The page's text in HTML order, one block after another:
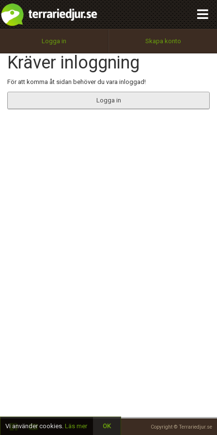
Logga in Skapa konto
Kräver inloggning
För att komma åt sidan behöver du vara inloggad!
Logga in
Copyright © Terrariedjur.se
Utför
100%
OK
integritetspolicy
Namn:
Epost:
Begär nytt lösenord
Tillbaka till förstasidan
Vi använder cookies. Läs mer OK